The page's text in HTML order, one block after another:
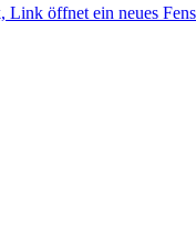
Link öffnet ein neues